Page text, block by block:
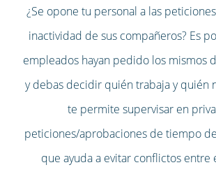
¿Se opone tu personal a las
inactividad de sus compañeros? Es
empleados hayan pedido los mismos
y debas decidir quién trabaja y quién
te permite supervisar en
peticiones/aprobaciones de tiempo
que ayuda a evitar conflictos entre